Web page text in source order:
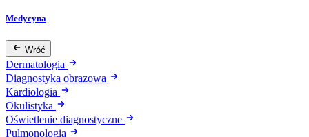
Medycyna
Wróć
Dermatologia
Diagnostyka obrazowa
Kardiologia
Okulistyka
Oświetlenie diagnostyczne
Pulmonologia